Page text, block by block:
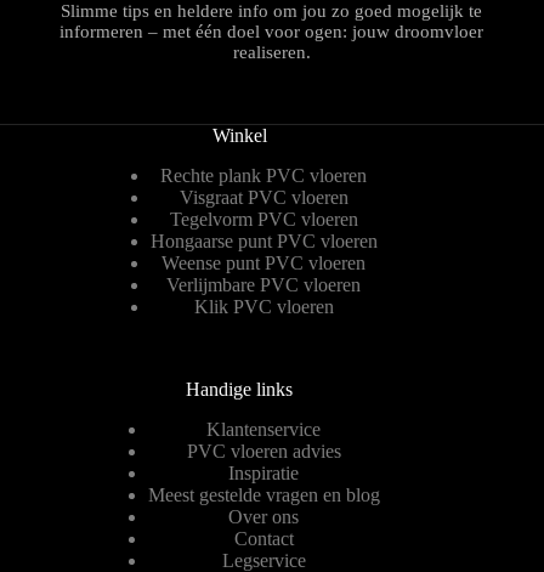
Slimme tips en heldere info om jou zo goed mogelijk te
informeren – met één doel voor ogen: jouw droomvloer
realiseren.
Winkel
Rechte plank PVC vloeren
Visgraat PVC vloeren
Tegelvorm PVC vloeren
Hongaarse punt PVC vloeren
Weense punt PVC vloeren
Verlijmbare PVC vloeren
Klik PVC vloeren
Handige links
Klantenservice
PVC vloeren advies
Inspiratie
Meest gestelde vragen en blog
Over ons
Contact
Legservice